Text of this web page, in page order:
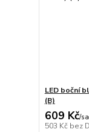
LED boční
(B)
609 Kč/
503 Kč bez